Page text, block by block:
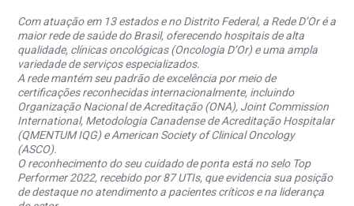
Com atuação em 13 estados e no Distrito Federal, a Rede D’Or é a
maior rede de saúde do Brasil, oferecendo hospitais de alta
qualidade, clínicas oncológicas (Oncologia D’Or) e uma ampla
variedade de serviços especializados.
A rede mantém seu padrão de excelência por meio de
certificações reconhecidas internacionalmente, incluindo
Organização Nacional de Acreditação (ONA), Joint Commission
International, Metodologia Canadense de Acreditação Hospitalar
(QMENTUM IQG) e American Society of Clinical Oncology
(ASCO).
O reconhecimento do seu cuidado de ponta está no selo Top
Performer 2022, recebido por 87 UTIs, que evidencia sua posição
de destaque no atendimento a pacientes críticos e na liderança